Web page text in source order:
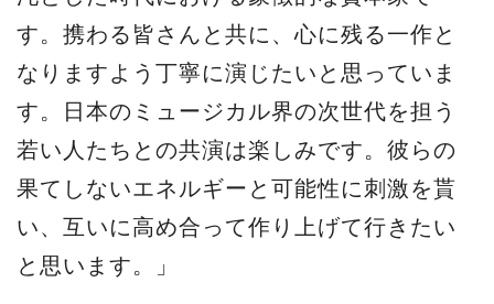
す。携わる皆さんと共に、心に残る一作と
なりますよう丁寧に演じたいと思っていま
す。日本のミュージカル界の次世代を担う
若い人たちとの共演は楽しみです。彼らの
果てしないエネルギーと可能性に刺激を貰
い、互いに高め合って作り上げて行きたい
と思います。」